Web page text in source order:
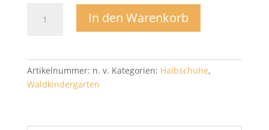
Barefoot
Lurchi
Menge
In den Warenkorb
Artikelnummer: n. v. Kategorien: Halbschuhe,
Waldkindergarten